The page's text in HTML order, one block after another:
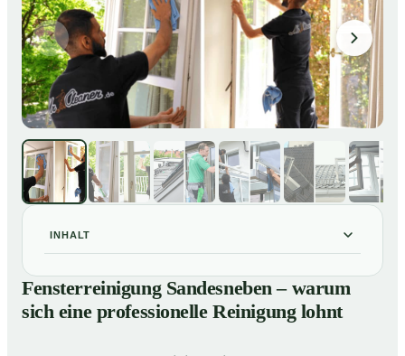
INHALT
Fensterreinigung Sandesneben – warum sich eine
professionelle Reinigung lohnt
Unsere Leistungen im Überblick
Fensterreinigung Sandesneben – warum
sich eine professionelle Reinigung lohnt